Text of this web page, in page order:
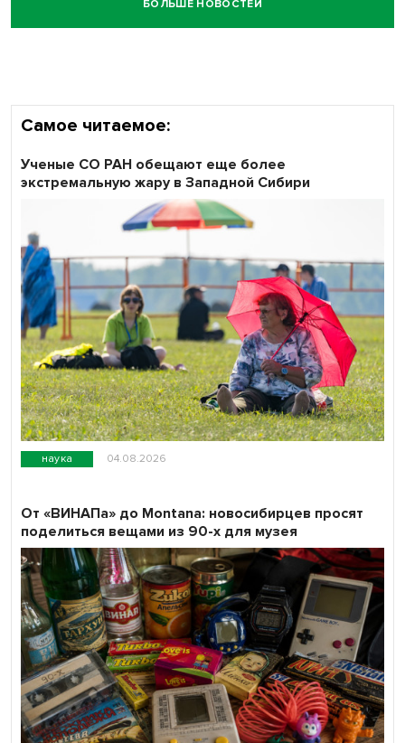
БОЛЬШЕ НОВОСТЕЙ
Самое читаемое:
наука 04.08.2026
Ученые СО РАН обещают еще более
экстремальную жару в Западной Сибири
От «ВИНАПа» до Montana: новосибирцев просят
поделиться вещами из 90-х для музея